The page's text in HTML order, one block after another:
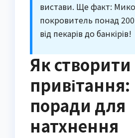
вистави. Ще факт:
покровитель понад
від пекарів до банкірів!
Як створити
привітання:
поради для
натхнення